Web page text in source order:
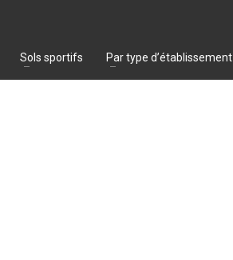
Sols sportifs Par type d’établissement